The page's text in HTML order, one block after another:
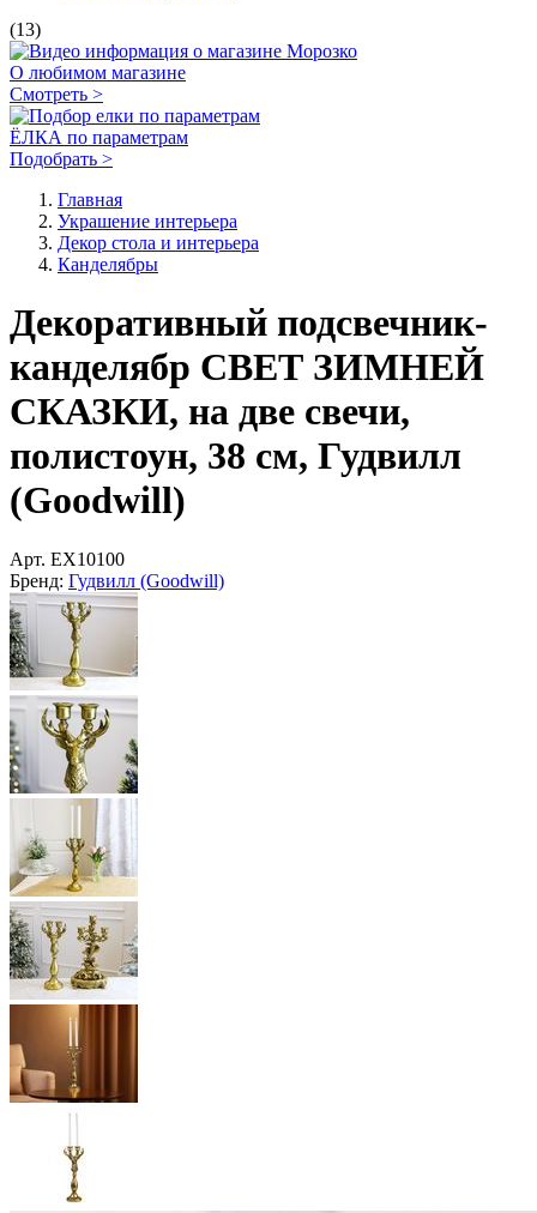
(13)
О любимом магазине
Смотреть >
ЁЛКА по параметрам
Подобрать >
Главная
Украшение интерьера
Декор стола и интерьера
Канделябры
Декоративный подсвечник-
канделябр СВЕТ ЗИМНЕЙ
СКАЗКИ, на две свечи,
полистоун, 38 см, Гудвилл
(Goodwill)
Арт. EX10100
Бренд: Гудвилл (Goodwill)